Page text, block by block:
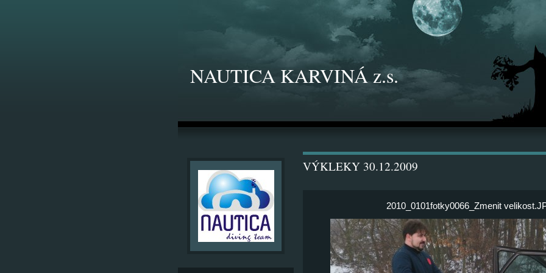
NAUTICA KARVINÁ z.s.
VÝKLEKY 30.12.2009
2010_0101fotky0066_Zmenit